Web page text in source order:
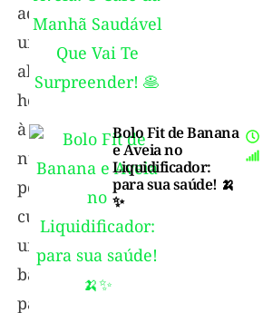
adotar
uma
abordagem
holística
à
nutrição,
podemos
cultivar
uma
base
para
Bolo Fit de Banana
e Aveia no
Liquidificador:
para sua saúde! 🍌
✨